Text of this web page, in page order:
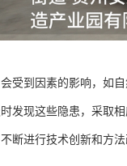
受到因素的影响，如
发现这些隐患，采取
断进行技术创新和方